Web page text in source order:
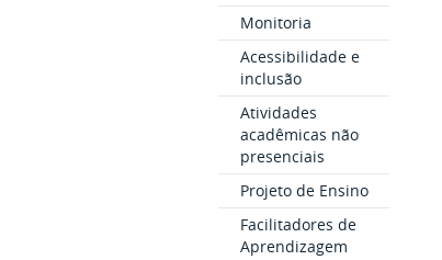
Monitoria
Acessibilidade e
inclusão
Atividades
acadêmicas não
presenciais
Projeto de Ensino
Facilitadores de
Aprendizagem